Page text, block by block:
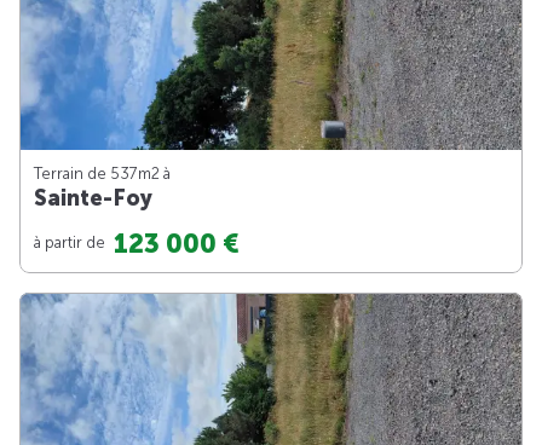
Terrain de 537m2 à
Sainte-Foy
à partir de 123 000 €